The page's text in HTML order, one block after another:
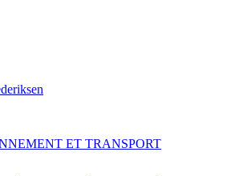
ET TRANSPORT